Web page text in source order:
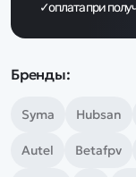
✓оплата при
Бренды:
Syma Hubsan
Autel Betafpv
Дополнительный
WhatsApp/
Есть